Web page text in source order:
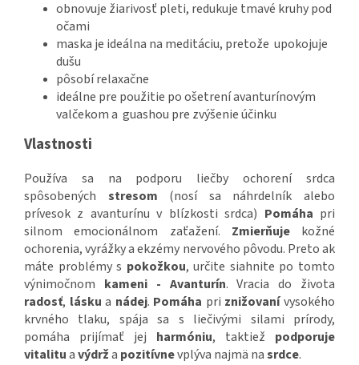
obnovuje žiarivosť pleti, redukuje tmavé kruhy pod
očami
maska je ideálna na meditáciu, pretože upokojuje
dušu
pôsobí relaxačne
ideálne pre použitie po ošetrení avanturínovým
valčekom a guashou pre zvýšenie účinku
Vlastnosti
Používa sa na podporu liečby ochorení srdca
spôsobených stresom (nosí sa náhrdelník alebo
prívesok z avanturínu v blízkosti srdca) Pomáha pri
silnom emocionálnom zaťažení. Zmierňujekožné
ochorenia, vyrážky a ekzémy nervového pôvodu. Preto ak
máte problémy s pokožkou, určite siahnite po tomto
výnimočnom kameni - Avanturín.Vracia do života
radosť, lásku a nádej. Pomáha pri znižovanívysokého
krvného tlaku, spája sa s liečivými silami prírody,
pomáha prijímať jej harmóniu, taktiež podporuje
vitalituavýdrža pozitívnevplýva najmä nasrdce.